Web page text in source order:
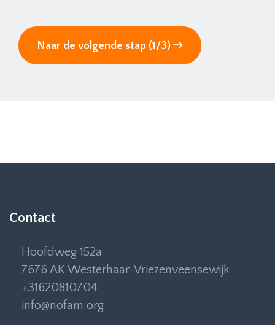
Naar de volgende stap (1/3)
Contact
Hoofdweg 152a
7676 AK Westerhaar-Vriezenveensewijk
+31620810704
info@nofam.org